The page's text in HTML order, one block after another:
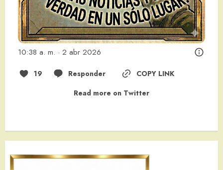
10:38 a. m. · 2 abr 2026
19 Responder
COPY LINK
Read more on Twitter